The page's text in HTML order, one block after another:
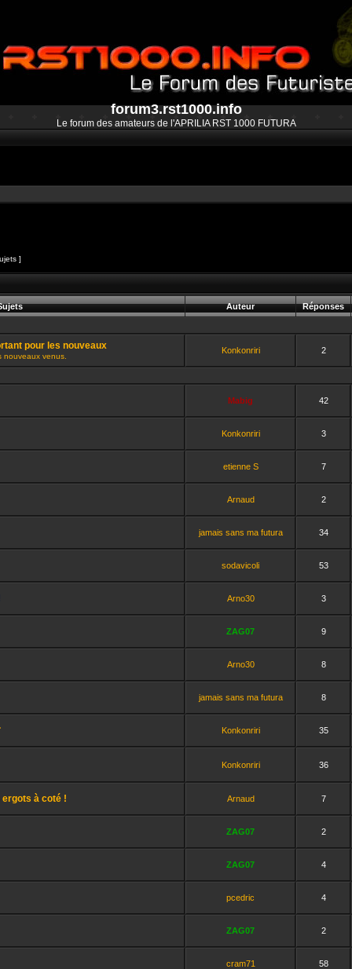
forum3.rst1000.info
Le forum des amateurs de l'APRILIA RST 1000 FUTURA
]
Auteur Réponses
pour les nouveaux
nouveaux venus.
Konkonriri 2
Mabig 42
Konkonriri 3
etienne S 7
Arnaud 2
jamais sans ma futura 34
sodavicoli 53
Arno30 3
ZAG07 9
Arno30 8
jamais sans ma futura 8
Konkonriri 35
Konkonriri 36
à coté ! Arnaud 7
ZAG07 2
ZAG07 4
pcedric 4
ZAG07 2
cram71 58